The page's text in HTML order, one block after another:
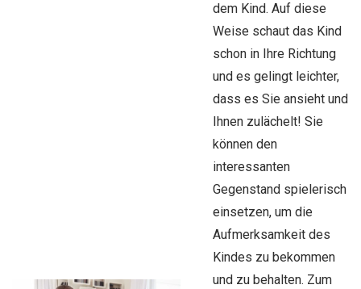
dem Kind. Auf diese
Weise schaut das Kind
schon in Ihre Richtung
und es gelingt leichter,
dass es Sie ansieht und
Ihnen zulächelt! Sie
können den
interessanten
Gegenstand spielerisch
einsetzen, um die
Aufmerksamkeit des
Kindes zu bekommen
und zu behalten. Zum